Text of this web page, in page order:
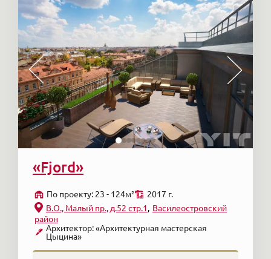
«Fjord»
По проекту: 23 - 124м² 2017 г.
Архитектор: «Архитектурная мастерская
Цыцина»
В.О., Малый пр., д.52 стр.1
Василеостровский
район